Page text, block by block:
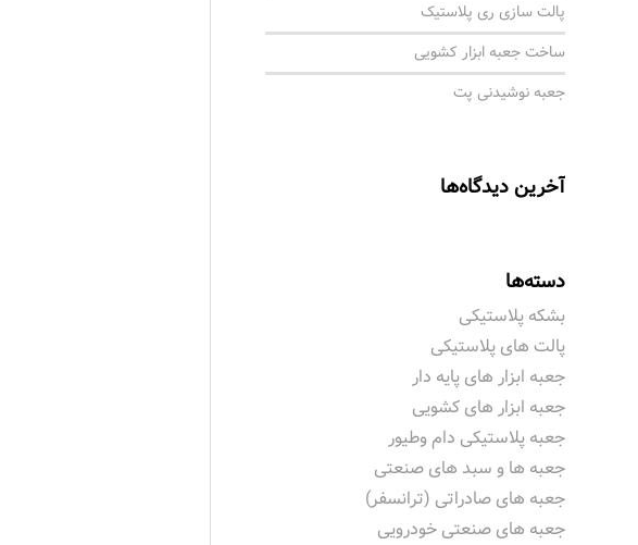
پالت سازی ری پلاستیک
ساخت جعبه ابزار کشویی
جعبه نوشیدنی پت
آخرین دیدگاه‌ها
دسته‌ها
بشکه پلاستیکی
پالت های پلاستیکی
جعبه ابزار های پایه دار
جعبه ابزار های کشویی
جعبه پلاستیکی دام وطیور
جعبه ها و سبد های صنعتی
جعبه های صادراتی (ترانسفر)
جعبه های صنعتی خودرویی